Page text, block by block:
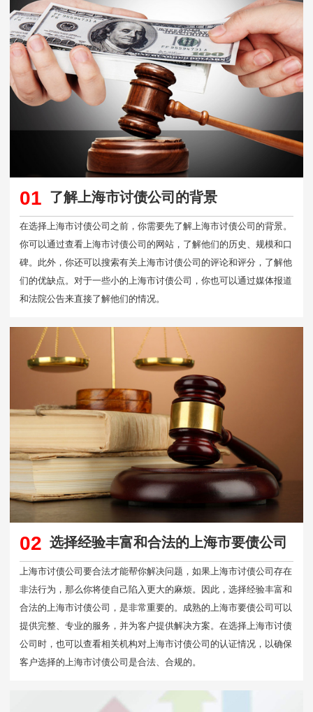
01 了解上海市讨债公司的背景
在选择上海市讨债公司之前，你需要先了解上海市讨债公司的背景。
你可以通过查看上海市讨债公司的网站，了解他们的历史、规模和口
碑。此外，你还可以搜索有关上海市讨债公司的评论和评分，了解他
们的优缺点。对于一些小的上海市讨债公司，你也可以通过媒体报道
和法院公告来直接了解他们的情况。
02 选择经验丰富和合法的上海市要债公司
上海市讨债公司要合法才能帮你解决问题，如果上海市讨债公司存在
非法行为，那么你将使自己陷入更大的麻烦。因此，选择经验丰富和
合法的上海市讨债公司，是非常重要的。成熟的上海市要债公司可以
提供完整、专业的服务，并为客户提供解决方案。在选择上海市讨债
公司时，也可以查看相关机构对上海市讨债公司的认证情况，以确保
客户选择的上海市讨债公司是合法、合规的。